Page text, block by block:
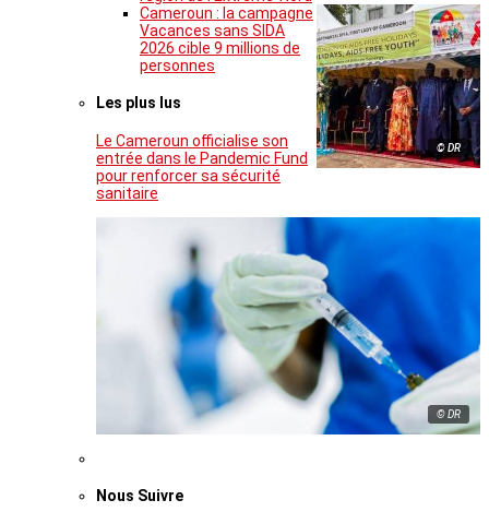
© DR
Cameroun : la campagne
Vacances sans SIDA
2026 cible 9 millions de
personnes
Les plus lus
Le Cameroun officialise son
entrée dans le Pandemic Fund
pour renforcer sa sécurité
sanitaire
© DR
Nous Suivre